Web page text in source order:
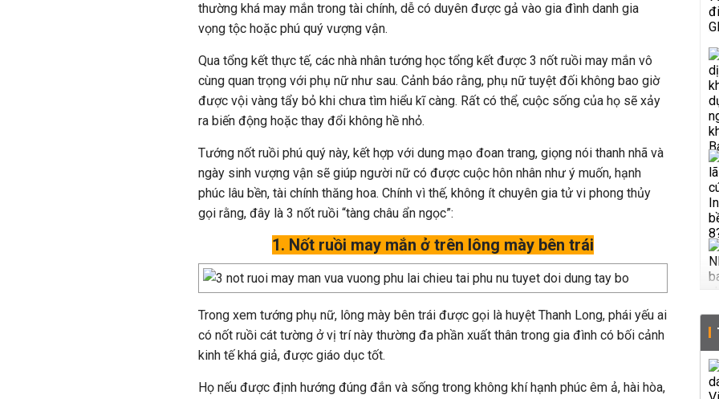
thường khá may mắn trong tài chính, dễ có duyên được gả vào gia đình danh gia
vọng tộc hoặc phú quý vượng vận.
Qua tổng kết thực tế, các nhà nhân tướng học tổng kết được 3 nốt ruồi may mắn vô
cùng quan trọng với phụ nữ như sau. Cảnh báo rằng, phụ nữ tuyệt đối không bao giờ
được vội vàng tẩy bỏ khi chưa tìm hiểu kĩ càng. Rất có thể, cuộc sống của họ sẽ xảy
ra biến động hoặc thay đổi không hề nhỏ.
Tướng nốt ruồi phú quý này, kết hợp với dung mạo đoan trang, giọng nói thanh nhã và
ngày sinh vượng vận sẽ giúp người nữ có được cuộc hôn nhân như ý muốn, hạnh
phúc lâu bền, tài chính thăng hoa. Chính vì thế, không ít chuyên gia tử vi phong thủy
gọi rằng, đây là 3 nốt ruồi “tàng châu ẩn ngọc”:
1. Nốt ruồi may mắn ở trên lông mày bên trái
Trong xem tướng phụ nữ, lông mày bên trái được gọi là huyệt Thanh Long, phái yếu ai
có nốt ruồi cát tường ở vị trí này thường đa phần xuất thân trong gia đình có bối cảnh
kinh tế khá giả, được giáo dục tốt.
Họ nếu được định hướng đúng đắn và sống trong không khí hạnh phúc êm ả, hài hòa,